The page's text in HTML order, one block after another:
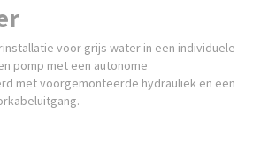
voor grijs water in een individuele
pomp met een autonome
met voorgemonteerde hydrauliek en een